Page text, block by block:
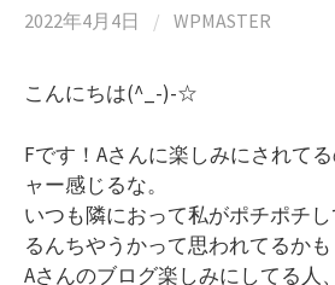
2022年4月4日 / WPMASTER
こんにちは(^_-)-☆
Fです！Aさんに楽しみにされて
ャー感じるな。
いつも隣におって私がポチポチ
るんちやうかって思われてるかも
Aさんのブログ楽しみにしてる人